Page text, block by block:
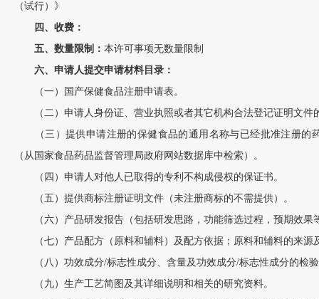
（试行）》
四、收费：
五、数量限制： 本许可事项无数量限制
六、申请人提交申请材料目录：
（一）国产保健食品注册申请表。
（二）申请人身份证、营业执照或者其它机构合法登记证明文件
（三）提供申请注册的保健食品的通用名称与已经批准注册的
（从国家食品药品监督管理局政府网站数据库中检索）。
（四）申请人对他人已取得的专利不构成侵权的保证书。
（五）提供商标注册证明文件（未注册商标的不需提供）。
（六）产品研发报告（包括研发思路，功能筛选过程，预期效果
（七）产品配方（原料和辅料）及配方依据；原料和辅料的来源
（八）功效成分/标志性成分、含量及功效成分/标志性成分的检
（九）生产工艺简图及其详细说明和相关的研究资料。